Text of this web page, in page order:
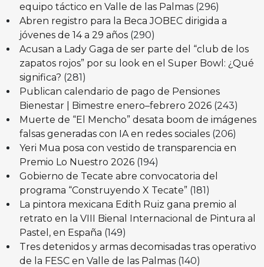
equipo táctico en Valle de las Palmas (296)
Abren registro para la Beca JOBEC dirigida a
jóvenes de 14 a 29 años (290)
Acusan a Lady Gaga de ser parte del “club de los
zapatos rojos” por su look en el Super Bowl: ¿Qué
significa? (281)
Publican calendario de pago de Pensiones
Bienestar | Bimestre enero–febrero 2026 (243)
Muerte de “El Mencho” desata boom de imágenes
falsas generadas con IA en redes sociales (206)
Yeri Mua posa con vestido de transparencia en
Premio Lo Nuestro 2026 (194)
Gobierno de Tecate abre convocatoria del
programa “Construyendo X Tecate” (181)
La pintora mexicana Edith Ruiz gana premio al
retrato en la VIII Bienal Internacional de Pintura al
Pastel, en España (149)
Tres detenidos y armas decomisadas tras operativo
de la FESC en Valle de las Palmas (140)